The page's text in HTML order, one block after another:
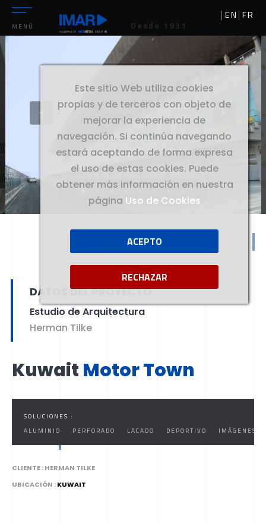
MENÚ Desde 1931
EN FR
Este sitio Web utiliza cookies
propias y de terceros con objeto de
mejorar la experiencia de
navegación. Si continúa navegando
estará aceptando de forma expresa
el uso de estas cookies. Puede
obtener más información en nuestra
página Uso de Cookies
ACEPTO
RECHAZAR
KUWAIT MOTOR TOWN
//KUWAIT
MOTOR TOWN
DATOS DEL PROYECTO
Estudio de Arquitectura
Herman Tilke
Kuwait Motor Town
SOLUCIONES :
ALUMINIO
PERFORADO LACADO DEPORTIVO IMÁGENES
CLIENTE :HERMAN TILKE
UBICACIÓN :KUWAIT